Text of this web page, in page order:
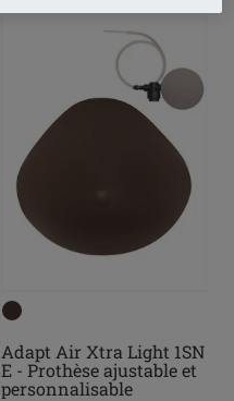
Adapt Air Xtra Light 1SN
E - Prothèse ajustable et
personnalisable